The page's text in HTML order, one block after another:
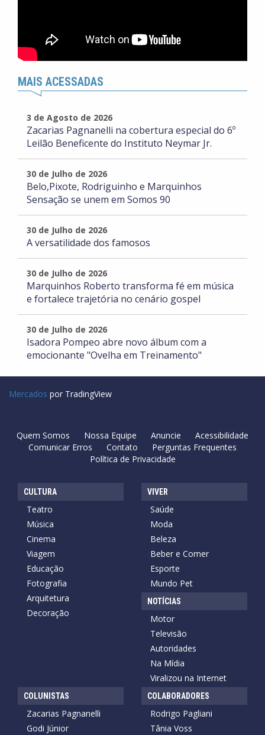
MAIS ACESSADAS
3 de Agosto de 2026
Zacarias Pagnanelli na cobertura especial do 6º
Leilão Beneficente do Instituto Neymar Jr.
30 de Julho de 2026
Belo,Pixote, Rodriguinho e Marquinhos
Sensação se unem em Somos 90
30 de Julho de 2026
A versatilidade dos famosos
30 de Julho de 2026
Marquinhos Roberto transforma fé em música
e fortalece trajetória no cenário gospel
30 de Julho de 2026
Isadora Pompeo abre novo álbum com a
emocionante "Ovelha em Treinamento"
Mercados por TradingView
Quem Somos Nossa Equipe Anuncie
Acessibilidade
Comunicar Erros
Contato
Perguntas Frequentes
Política de Privacidade
CULTURA
Teatro
Música
Cinema
Viagem
Educação
Fotografia
Arquitetura
Decoração
VIVER
Saúde
Moda
Beleza
Beber e Comer
Esporte
Mundo Pet
NOTÍCIAS
Motor
Televisão
Autoridades
Na Mídia
Viralizou na Internet
COLUNISTAS
Zacarias Pagnanelli
Godi Júnior
COLABORADORES
Rodrigo Pagliani
Tânia Voss